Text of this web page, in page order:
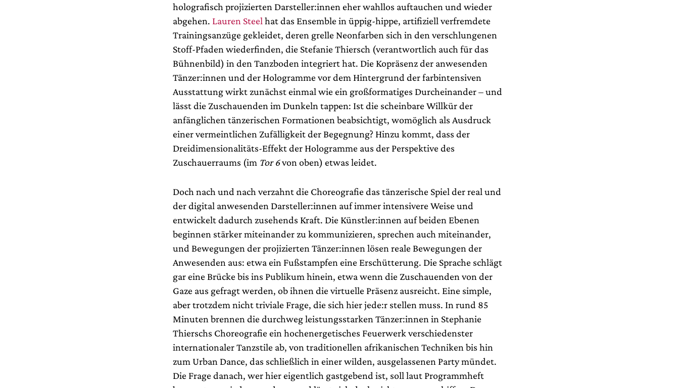
holografisch projizierten Darsteller:innen eher wahllos auftauchen und wieder
abgehen. Lauren Steel hat das Ensemble in üppig-hippe, artifiziell verfremdete
Trainingsanzüge gekleidet, deren grelle Neonfarben sich in den verschlungenen
Stoff-Pfaden wiederfinden, die Stefanie Thiersch (verantwortlich auch für das
Bühnenbild) in den Tanzboden integriert hat. Die Kopräsenz der anwesenden
Tänzer:innen und der Hologramme vor dem Hintergrund der farbintensiven
Ausstattung wirkt zunächst einmal wie ein großformatiges Durcheinander – und
lässt die Zuschauenden im Dunkeln tappen: Ist die scheinbare Willkür der
anfänglichen tänzerischen Formationen beabsichtigt, womöglich als Ausdruck
einer vermeintlichen Zufälligkeit der Begegnung? Hinzu kommt, dass der
Dreidimensionalitäts-Effekt der Hologramme aus der Perspektive des
Zuschauerraums (im Tor 6von oben) etwas leidet.
Doch nach und nach verzahnt die Choreografie das tänzerische Spiel der real und
der digital anwesenden Darsteller:innen auf immer intensivere Weise und
entwickelt dadurch zusehends Kraft. Die Künstler:innen auf beiden Ebenen
beginnen stärker miteinander zu kommunizieren, sprechen auch miteinander,
und Bewegungen der projizierten Tänzer:innen lösen reale Bewegungen der
Anwesenden aus: etwa ein Fußstampfen eine Erschütterung. Die Sprache schlägt
gar eine Brücke bis ins Publikum hinein, etwa wenn die Zuschauenden von der
Gaze aus gefragt werden, ob ihnen die virtuelle Präsenz ausreicht. Eine simple,
aber trotzdem nicht triviale Frage, die sich hier jede:r stellen muss. In rund 85
Minuten brennen die durchweg leistungsstarken Tänzer:innen in Stephanie
Thierschs Choreografie ein hochenergetisches Feuerwerk verschiedenster
internationaler Tanzstile ab, von traditionellen afrikanischen Techniken bis hin
zum Urban Dance, das schließlich in einer wilden, ausgelassenen Party mündet.
Die Frage danach, wer hier eigentlich gastgebend ist, soll laut Programmheft